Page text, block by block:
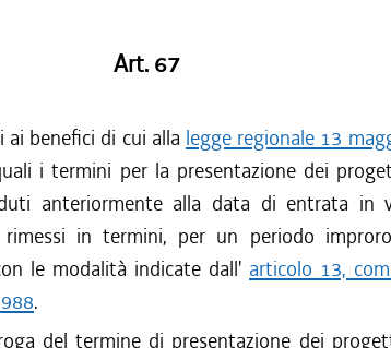
Art. 67
benefici di cui alla legge regionale 13
i termini per la presentazione dei
anteriormente alla data di entrata in
in termini, per un periodo
le modalità indicate dall' articolo 13,
.
del termine di presentazione dei